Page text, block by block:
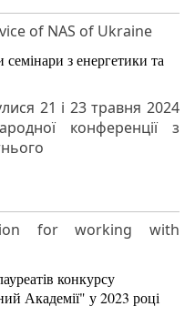
of NAS of Ukraine
з енергетики та
21 і 23 травня 2024
конференції з
for working with
конкурсу
Академії" у 2023 році